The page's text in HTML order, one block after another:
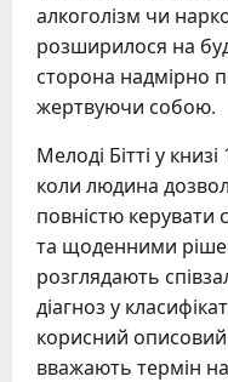
алкоголізм чи
розширилося на
сторона надмірно
жертвуючи собою.
Мелоді Бітті у
коли людина
повністю керувати
та щоденними
розглядають
діагноз у
корисний описовий
вважають термін